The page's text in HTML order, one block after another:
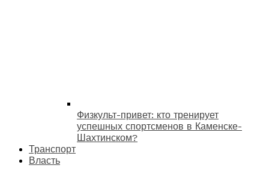
Физкульт-привет: кто тренирует
успешных спортсменов в Каменске-
Шахтинском?
Транспорт
Власть